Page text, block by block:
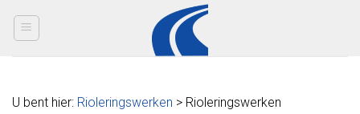
U bent hier: Rioleringswerken > Rioleringswerken